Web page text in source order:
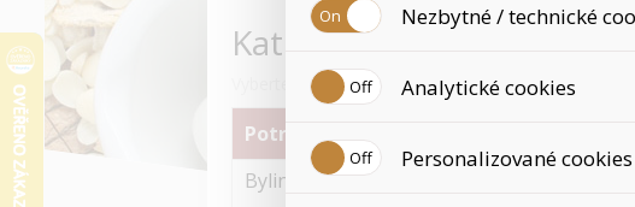
Kategorie
Vyberte si kategorii zboží
Potravinové doplňky
Bylinné produkty
Nezbytné / technické
Používají se mimo jiné k ukládání
tyto cookies není zapotřebí Váš souhlas
Analytické cookies
již nejedná o osobní údaje, protože
navštívené odkazy, prohlížené zboží apod.
Personalizované cookies